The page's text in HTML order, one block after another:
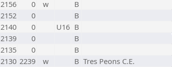
2156 0 w
B
2152 0
B
2140 0 U16 B
2139 0
B
2135 0
B
2130 2239 w B Tres Peons C.E.